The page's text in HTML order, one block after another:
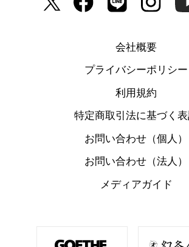
会社概要
プライバシーポリシー
利用規約
特定商取引法に基づく
お問い合わせ（個人）
お問い合わせ（法人）
メディアガイド